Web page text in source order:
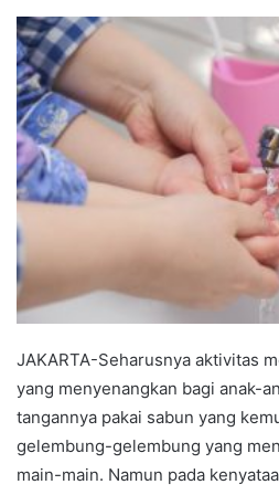
email
JAKARTA-Seharusnya aktivitas
yang menyenangkan bagi anak-
tangannya pakai sabun yang
gelembung-gelembung yang
main-main. Namun pada